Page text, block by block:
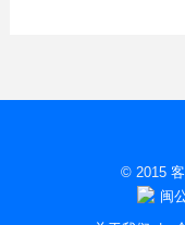
© 2015
闽